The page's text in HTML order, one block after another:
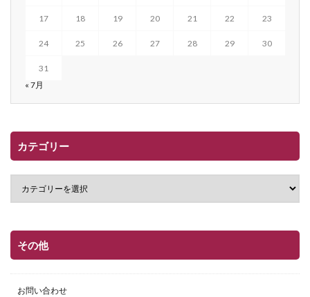
17 18 19 20 21 22 23
24 25 26 27 28 29 30
31
« 7月
カテゴリー
その他
お問い合わせ